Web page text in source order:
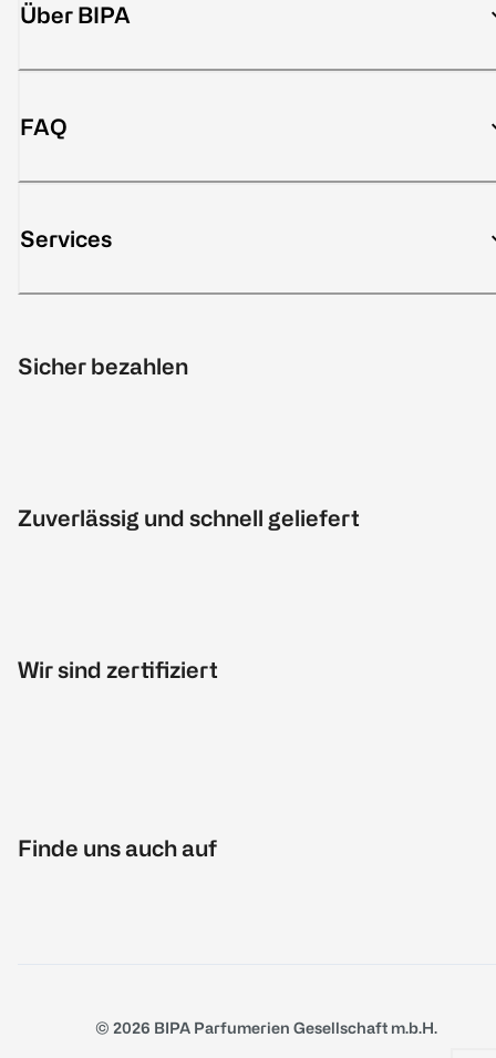
Über BIPA
FAQ
Services
Sicher bezahlen
Zuverlässig und schnell geliefert
Wir sind zertifiziert
Finde uns auch auf
© 2026 BIPA Parfumerien Gesellschaft m.b.H.